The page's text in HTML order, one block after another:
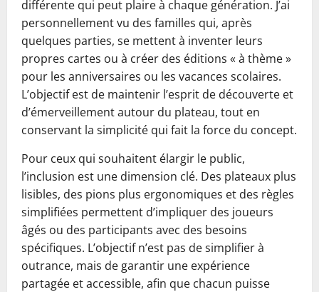
différente qui peut plaire à chaque génération. J’ai
personnellement vu des familles qui, après
quelques parties, se mettent à inventer leurs
propres cartes ou à créer des éditions « à thème »
pour les anniversaires ou les vacances scolaires.
L’objectif est de maintenir l’esprit de découverte et
d’émerveillement autour du plateau, tout en
conservant la simplicité qui fait la force du concept.
Pour ceux qui souhaitent élargir le public,
l’inclusion est une dimension clé. Des plateaux plus
lisibles, des pions plus ergonomiques et des règles
simplifiées permettent d’impliquer des joueurs
âgés ou des participants avec des besoins
spécifiques. L’objectif n’est pas de simplifier à
outrance, mais de garantir une expérience
partagée et accessible, afin que chacun puisse